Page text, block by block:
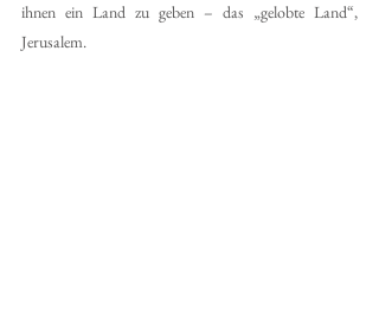
ihnen ein Land zu geben – das „gelobte Land“,
Jerusalem.